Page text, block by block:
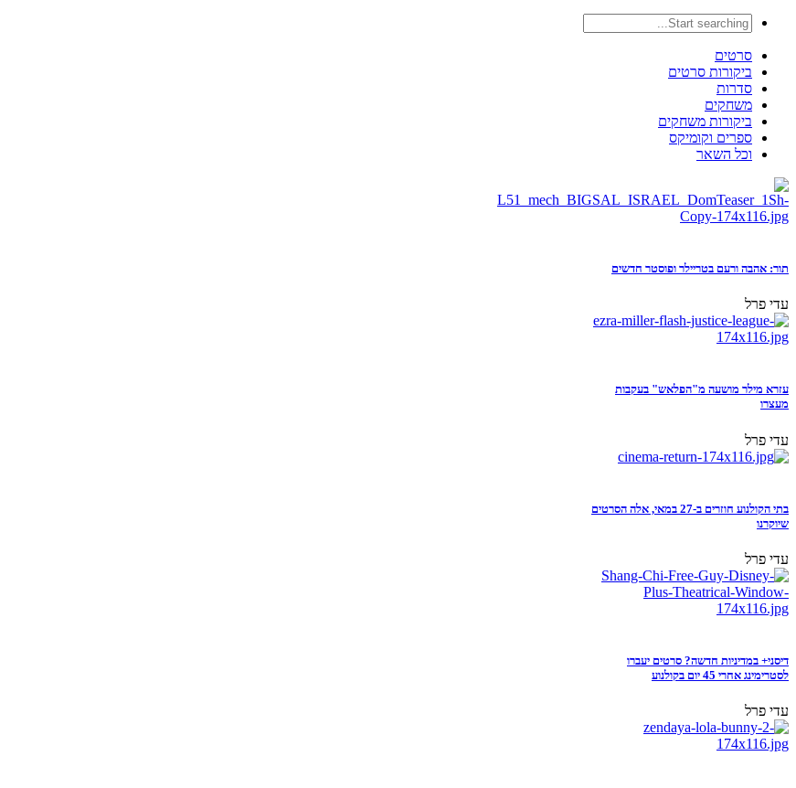
סרטים
ביקורות סרטים
סדרות
משחקים
ביקורות משחקים
ספרים וקומיקס
וכל השאר
תור: אהבה ורעם בטריילר ופוסטר חדשים
עדי פרל
עזרא מילר מושעה מ"הפלאש" בעקבות
מעצרו
עדי פרל
בתי הקולנוע חוזרים ב-27 במאי, אלה הסרטים
שיוקרנו
עדי פרל
דיסני+ במדיניות חדשה? סרטים יעברו
לסטרימינג אחרי 45 יום בקולנוע
עדי פרל